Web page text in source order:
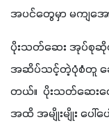
အပင်တွေမှာ မကျအေ
ပိုးသတ်ဆေး အုပ်စုဆို
အဆိပ်သင့်တဲ့ပုံစံတူ ဆေ
တယ်။  ပိုးသတ်ဆေး
အထိ အမျိုးမျိုး ပ